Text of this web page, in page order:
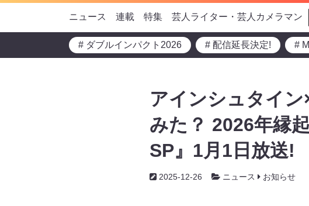
ニュース 連載 特集 芸人ライター・芸人カメラマン
# ダブルインパクト2026 # 配信延長決定! #
アインシュタイ
みた？ 2026年縁
SP』1月1日放送!
2025-12-26 ニュース お知らせ